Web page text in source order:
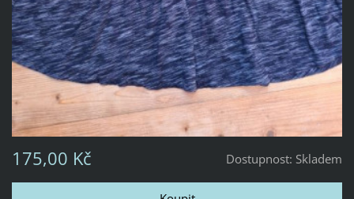
Dostupnost: Skladem
175,00 Kč